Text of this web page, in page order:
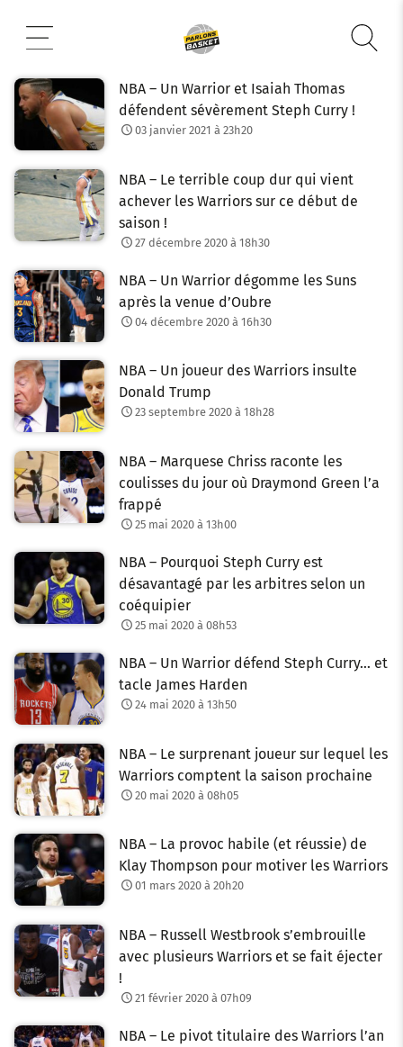
contenu
NBA – Un Warrior et Isaiah Thomas
défendent sévèrement Steph Curry !
03 janvier 2021 à 23h20
NBA – Le terrible coup dur qui vient
achever les Warriors sur ce début de
saison !
27 décembre 2020 à 18h30
NBA – Un Warrior dégomme les Suns
après la venue d’Oubre
04 décembre 2020 à 16h30
NBA – Un joueur des Warriors insulte
Donald Trump
23 septembre 2020 à 18h28
NBA – Marquese Chriss raconte les
coulisses du jour où Draymond Green l’a
frappé
25 mai 2020 à 13h00
NBA – Pourquoi Steph Curry est
désavantagé par les arbitres selon un
coéquipier
25 mai 2020 à 08h53
NBA – Un Warrior défend Steph Curry… et
tacle James Harden
24 mai 2020 à 13h50
NBA – Le surprenant joueur sur lequel les
Warriors comptent la saison prochaine
20 mai 2020 à 08h05
NBA – La provoc habile (et réussie) de
Klay Thompson pour motiver les Warriors
01 mars 2020 à 20h20
NBA – Russell Westbrook s’embrouille
avec plusieurs Warriors et se fait éjecter
!
21 février 2020 à 07h09
NBA – Le pivot titulaire des Warriors l’an